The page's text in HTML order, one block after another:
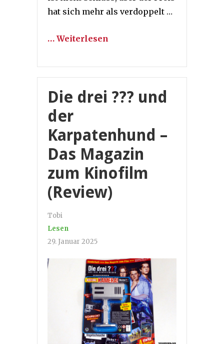
hat sich mehr als verdoppelt …
… Weiterlesen
Die drei ??? und
der
Karpatenhund –
Das Magazin
zum Kinofilm
(Review)
Tobi
Lesen
29. Januar 2025